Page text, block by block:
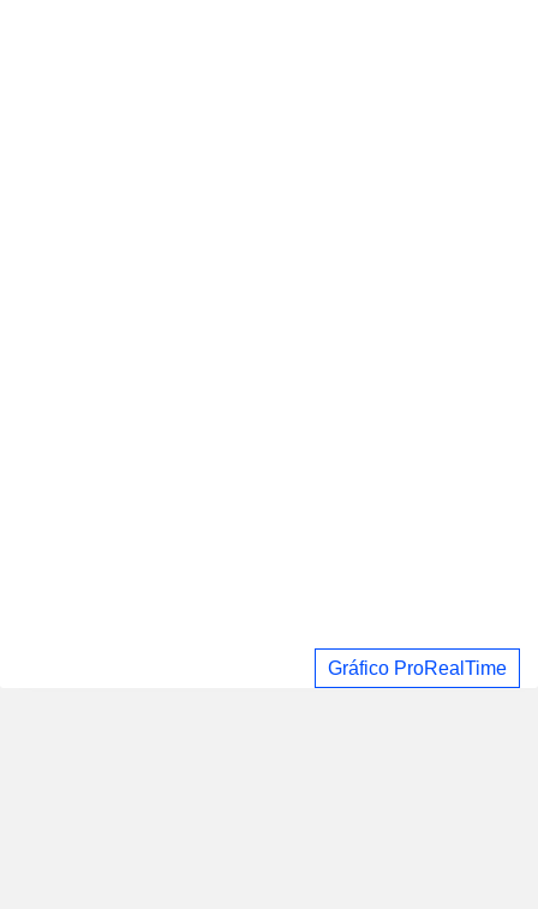
Gráfico ProRealTime